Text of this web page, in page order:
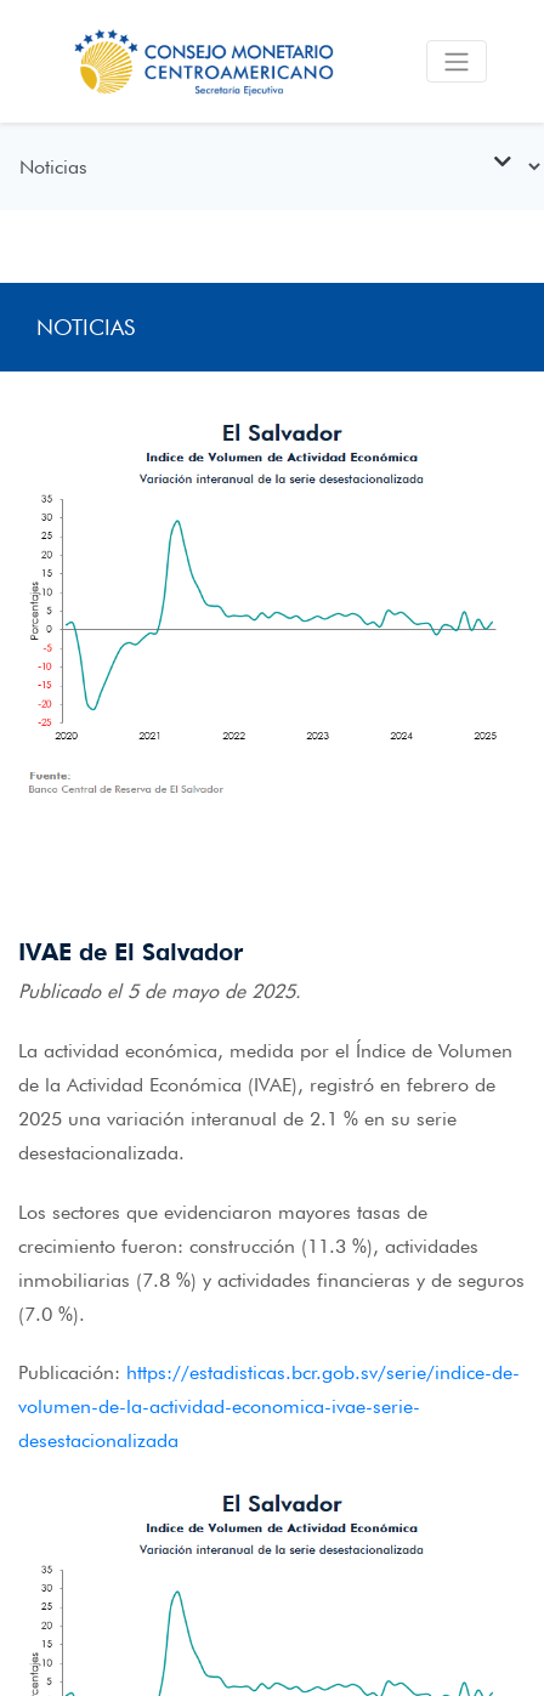
NOTICIAS
IVAE de El Salvador
Publicado el 5 de mayo de 2025.
La actividad económica, medida por el Índice de Volumen
de la Actividad Económica (IVAE), registró en febrero de
2025 una variación interanual de 2.1 % en su serie
desestacionalizada.
Los sectores que evidenciaron mayores tasas de
crecimiento fueron: construcción (11.3 %), actividades
inmobiliarias (7.8 %) y actividades financieras y de seguros
(7.0 %).
Publicación: https://estadisticas.bcr.gob.sv/serie/indice-de-
volumen-de-la-actividad-economica-ivae-serie-
desestacionalizada